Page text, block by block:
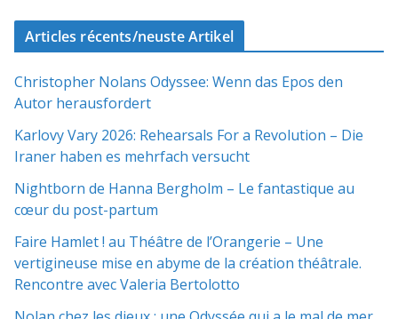
Articles récents/neuste Artikel
Christopher Nolans Odyssee: Wenn das Epos den
Autor herausfordert
Karlovy Vary 2026: Rehearsals For a Revolution – Die
Iraner haben es mehrfach versucht
Nightborn de Hanna Bergholm – Le fantastique au
cœur du post-partum
Faire Hamlet ! au Théâtre de l’Orangerie – Une
vertigineuse mise en abyme de la création théâtrale.
Rencontre avec Valeria Bertolotto